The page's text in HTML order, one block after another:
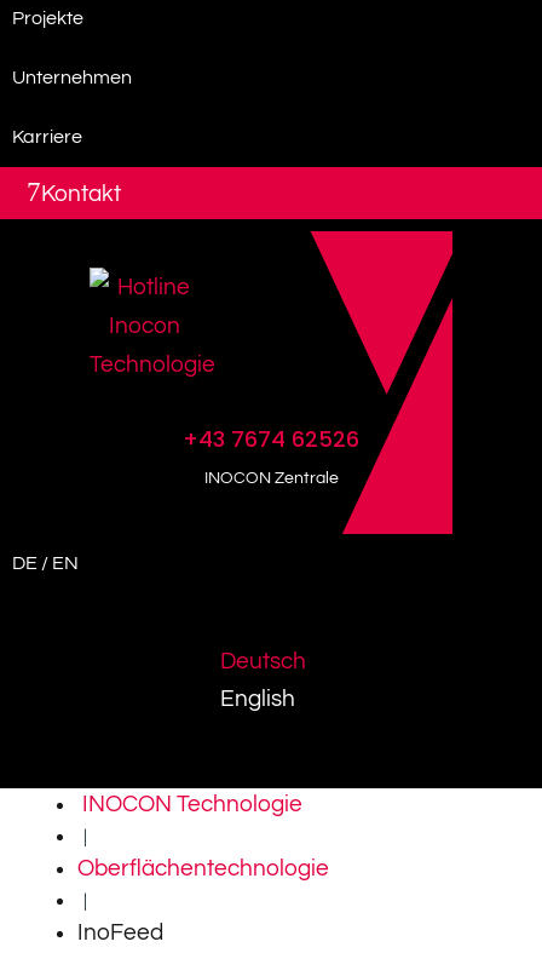
Projekte
Unternehmen
Karriere
7 Kontakt
+43 7674 62526
INOCON Zentrale
DE / EN
Deutsch
English
INOCON Technologie
Oberflächentechnologie
InoFeed